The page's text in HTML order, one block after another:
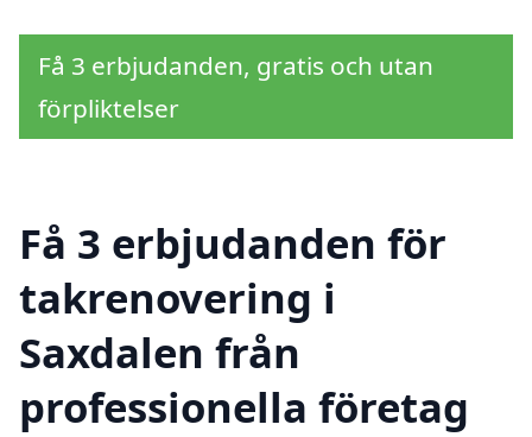
Få 3 erbjudanden, gratis och utan
förpliktelser
Få 3 erbjudanden för
takrenovering i
Saxdalen från
professionella företag